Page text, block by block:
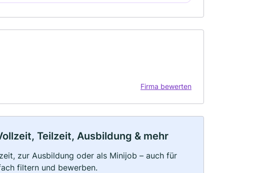
Firma bewerten
Teilzeit, Ausbildung & mehr
zur Ausbildung oder als Minijob – auch für
filtern und bewerben.